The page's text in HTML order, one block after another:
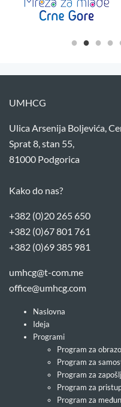
UMHCG
Ulica Arsenija Boljevića,
Sprat 8, stan 55,
81000 Podgorica
Kako do nas?
+382 (0)20 265 650
+382 (0)67 801 761
+382 (0)69 385 981
umhcg@t-com.me
office@umhcg.com
Naslovna
Ideja
Programi
Program za
Program za
Program za
Program za
Program za